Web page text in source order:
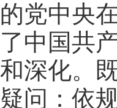
党中央
中国共
深化。
问：依